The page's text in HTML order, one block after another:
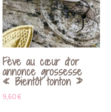
Fève au cœur d’or
annonce grossesse
« Bientôt tonton »
9,60€